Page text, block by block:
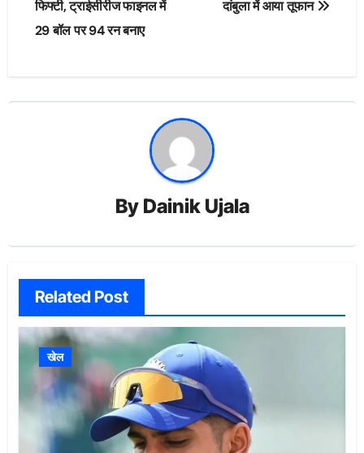
फिफ्टी, ट्राईसीरीज फाइनल में
29 बॉल पर 94 रन बनाए
दांबुला में आया तूफान
By Dainik Ujala
Related Post
खेल